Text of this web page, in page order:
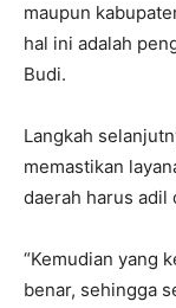
maupun
hal ini adalah
Budi.
Langkah
memastikan
daerah harus adil
“Kemudian yang
benar, sehingga